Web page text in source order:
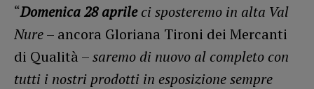
“Domenica 28 aprileci sposteremo in alta Val
Nure– ancora Gloriana Tironi dei Mercanti
di Qualità –saremo di nuovo al completo con
tutti i nostri prodotti in esposizione sempre